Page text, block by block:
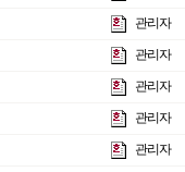
관리자
관리자
관리자
관리자
관리자